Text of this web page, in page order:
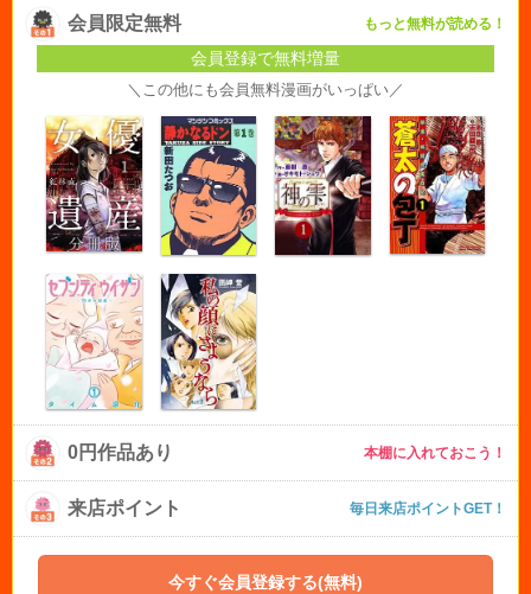
会員限定無料 もっと無料が読める！
会員登録で無料増量
＼この他にも会員無料漫画がいっぱい／
0円作品あり 本棚に入れておこう！
来店ポイント 毎日来店ポイントGET！
今すぐ会員登録する(無料)